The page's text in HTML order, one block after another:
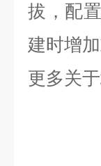
拔，配
建时增
更多关于